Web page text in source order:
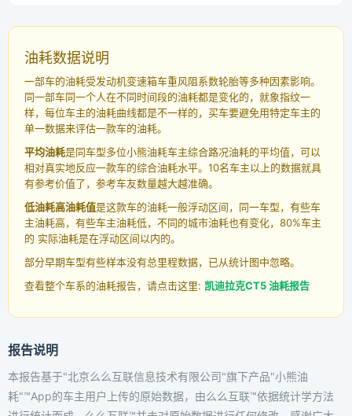
油耗数据说明
一部车的油耗受发动机变速箱车重风阻系数轮胎等多种因素影响。
同一部车同一个人在不同时间段的油耗都是变化的，就象指纹一
样，每位车主的油耗曲线都是不一样的，买车要避免用特定车主的
单一数据来评估一款车的油耗。
平均油耗是同车型多位小熊油耗车主综合路况油耗的平均值，可以
相对真实地反应一款车的综合油耗水平。10名车主以上的数据就具
有参考价值了，参考车友数量越大越准确。
低油耗高油耗值是这款车的油耗一般浮动区间，同一车型，有些车
主油耗高，有些车主油耗低，不同的城市油耗也有变化，80%车主
的 实际油耗是在浮动区间以内的。
部分早期车型有些样本没有总里程数据，已从统计图中忽略。
查看整个车系的油耗报告，请点击这里: 凯迪拉克CT5 油耗报告
报告说明
本报告基于"北京么么互联信息技术有限公司"旗下产品"小熊油
耗"™App的车主用户上传的原始数据，由么么互联™依据统计学方法